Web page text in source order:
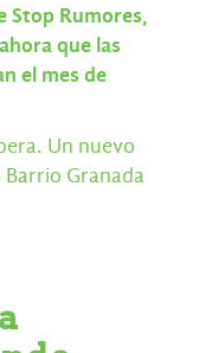
Stop Rumores,
que las
el mes de
Un nuevo
Granada